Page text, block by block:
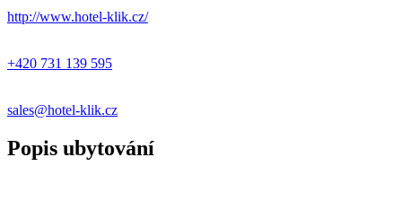
−
http://www.hotel-klik.cz/
+420 731 139 595
sales@hotel-klik.cz
Popis ubytování